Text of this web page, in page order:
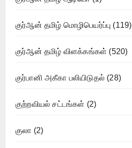
குர்ஆன் தமிழ் மொழிபெயர்ப்பு (119)
குர்ஆன் தமிழ் விளக்கங்கள் (520)
குர்பானி அகீகா பலியிடுதல் (28)
குற்றவியல் சட்டங்கள் (2)
குலா (2)